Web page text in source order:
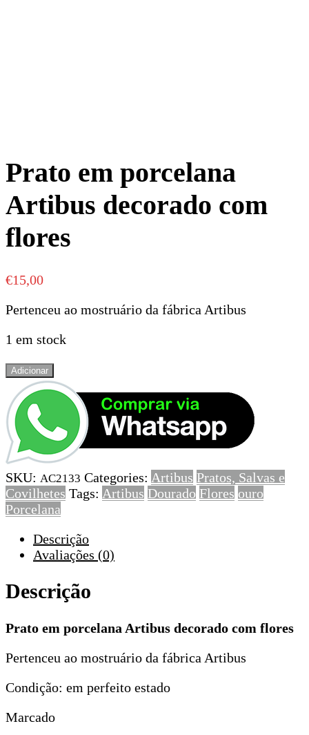
Prato em porcelana
Artibus decorado com
flores
€15,00
Pertenceu ao mostruário da fábrica Artibus
1 em stock
Quantidade
Prato
em
porcelana
Artibus
decorado
com
flores
Adicionar
SKU: AC2133 Categories: Artibus Pratos, Salvas e
Covilhetes Tags: Artibus Dourado Flores ouro
Porcelana
Descrição
Avaliações (0)
Descrição
Prato em porcelana Artibus decorado com flores
Pertenceu ao mostruário da fábrica Artibus
Condição: em perfeito estado
Marcado